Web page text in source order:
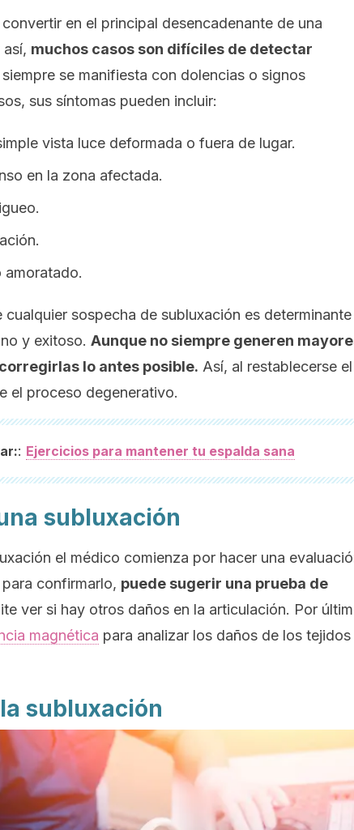
en el principal desencadenante de una
muchos casos son difíciles de detectar
se manifiesta con dolencias o signos
sus síntomas pueden incluir:
vista luce deformada o fuera de lugar.
en la zona afectada.
cualquier sospecha de subluxación es determinante
y exitoso. Aunque no siempre generen
lo antes posible. Así, al restablecerse el
el proceso degenerativo.
: Ejercicios para mantener tu espalda sana
subluxación
el médico comienza por hacer una
confirmarlo, puede sugerir una prueba de
ver si hay otros daños en la articulación. Por
magnética para analizar los daños de los tejidos
subluxación